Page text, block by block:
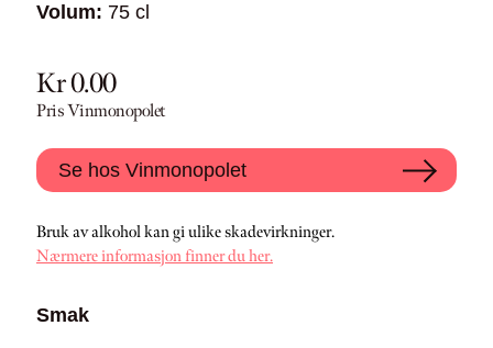
Volum: 75 cl
Kr 0.00
Pris Vinmonopolet
Se hos Vinmonopolet
Bruk av alkohol kan gi ulike skadevirkninger.
Nærmere informasjon finner du her.
Smak